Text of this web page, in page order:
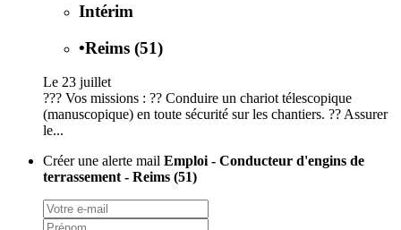
Intérim
•Reims (51)
Le 23 juillet
??? Vos missions : ?? Conduire un chariot télescopique
(manuscopique) en toute sécurité sur les chantiers. ?? Assurer
le...
Créer une alerte mail Emploi - Conducteur d'engins de
terrassement - Reims (51)